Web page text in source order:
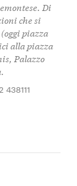
Di
che si
piazza
alla piazza
Palazzo
438111